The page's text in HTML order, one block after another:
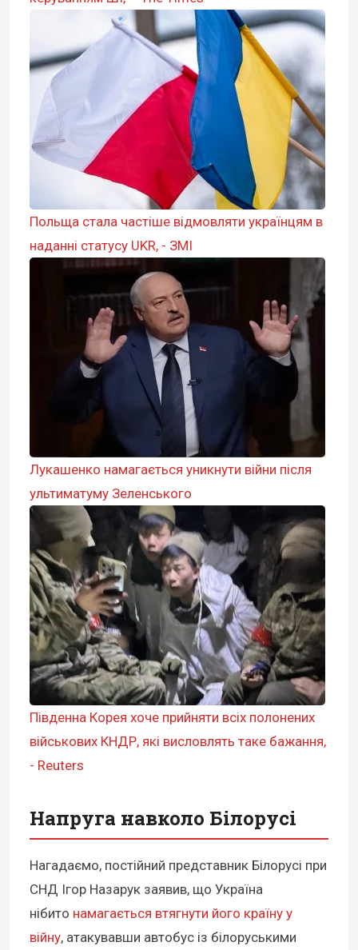
Польща стала частіше відмовляти українцям в
наданні статусу UKR, - ЗМІ
Лукашенко намагається уникнути війни після
ультиматуму Зеленського
Південна Корея хоче прийняти всіх полонених
військових КНДР, які висловлять таке бажання,
- Reuters
Напруга навколо Білорусі
Нагадаємо, постійний представник Білорусі при
СНД Ігор Назарук заявив, що Україна
нібито намагається втягнути його країну у
війну, атакувавши автобус із білоруськими